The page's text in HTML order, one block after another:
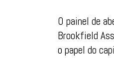
O painel de
Brookfield
o papel do